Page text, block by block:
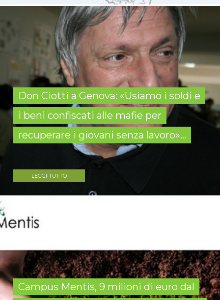
Don Ciotti a Genova: «Usiamo i soldi e
i beni confiscati alle mafie per
recuperare i giovani senza lavoro»...
LEGGI TUTTO
Campus Mentis, 9 milioni di euro dal